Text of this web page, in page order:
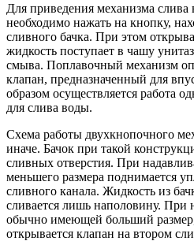
Для приведения механизма слива
необходимо нажать на кнопку,
сливного бачка. При этом
жидкость поступает в чашу
смыва. Поплавочный механизм
клапан, предназначенный для
образом осуществляется работа
для слива воды.
Схема работы двухкнопочного
иначе. Бачок при такой
сливных отверстия. При
меньшего размера поднимается
сливного канала. Жидкость из
сливается лишь наполовину. При
обычно имеющей больший
открывается клапан на втором